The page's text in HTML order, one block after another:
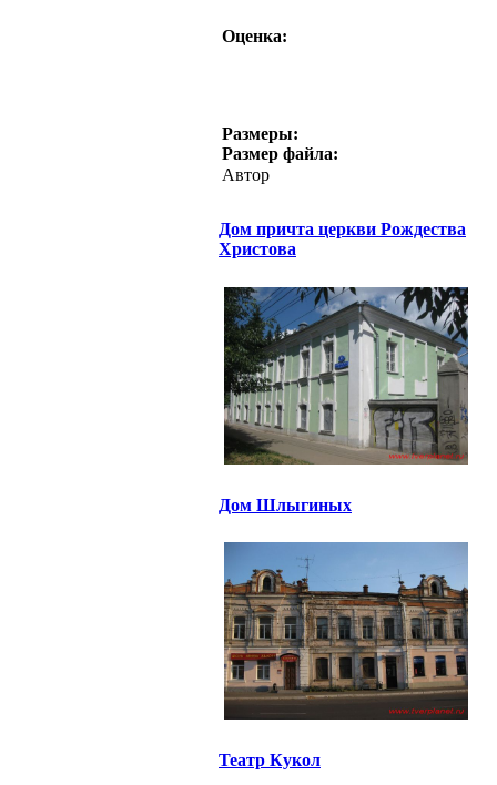
Оценка:
Размеры:
Размер файла:
Автор
Дом причта церкви Рождества
Христова
Дом Шлыгиных
Театр Кукол